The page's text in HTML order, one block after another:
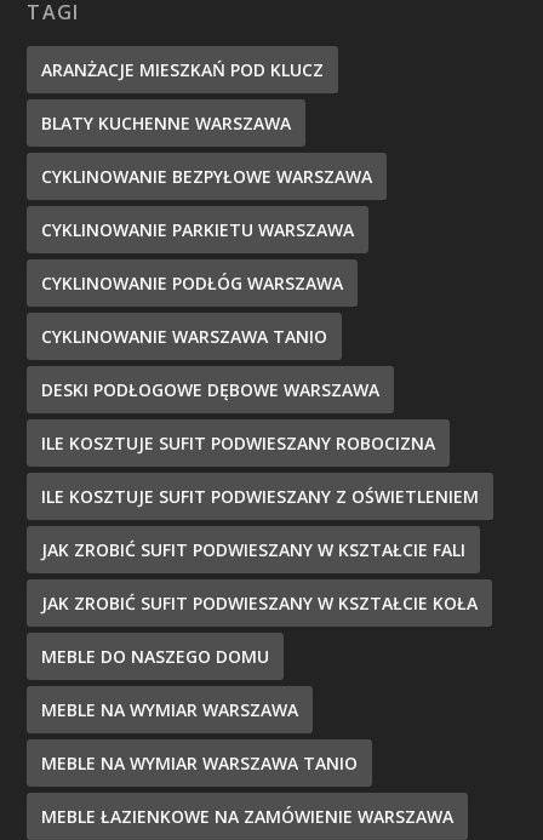
TAGI
ARANŻACJE MIESZKAŃ POD KLUCZ
BLATY KUCHENNE WARSZAWA
CYKLINOWANIE BEZPYŁOWE WARSZAWA
CYKLINOWANIE PARKIETU WARSZAWA
CYKLINOWANIE PODŁÓG WARSZAWA
CYKLINOWANIE WARSZAWA TANIO
DESKI PODŁOGOWE DĘBOWE WARSZAWA
ILE KOSZTUJE SUFIT PODWIESZANY ROBOCIZNA
ILE KOSZTUJE SUFIT PODWIESZANY Z OŚWIETLENIEM
JAK ZROBIĆ SUFIT PODWIESZANY W KSZTAŁCIE FALI
JAK ZROBIĆ SUFIT PODWIESZANY W KSZTAŁCIE KOŁA
MEBLE DO NASZEGO DOMU
MEBLE NA WYMIAR WARSZAWA
MEBLE NA WYMIAR WARSZAWA TANIO
MEBLE ŁAZIENKOWE NA ZAMÓWIENIE WARSZAWA